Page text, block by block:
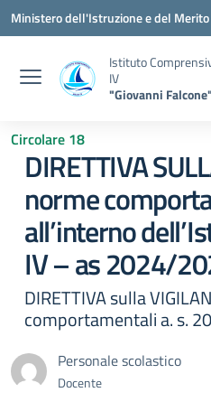
Vai ai contenuti
Vai al menu di navigazione
Vai al footer
Ministero dell'Istruzione e del Merito
Istituto
IV
"Giovanni Falcone"
Circolare 18
DIRETTIVA
norme
all’interno
IV – as 2024/
DIRETTIVA sulla
comportamentali a. s.
Personale scolastico
Docente